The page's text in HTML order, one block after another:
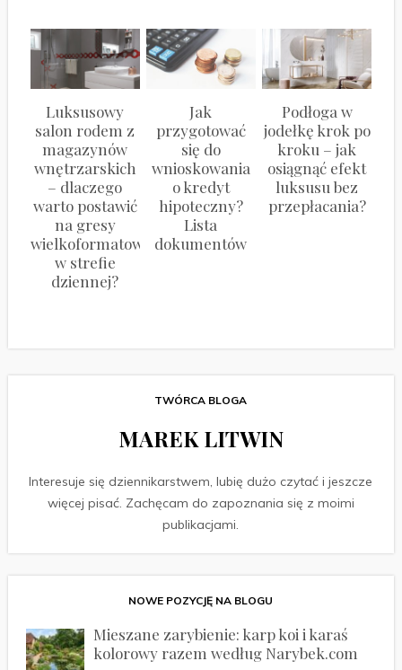
Luksusowy
salon rodem z
magazynów
wnętrzarskich
– dlaczego
warto postawić
na gresy
wielkoformatowe
w strefie
dziennej?
Jak
przygotować
się do
wnioskowania
o kredyt
hipoteczny?
Lista
dokumentów
Podłoga w
jodełkę krok po
kroku – jak
osiągnąć efekt
luksusu bez
przepłacania?
TWÓRCA BLOGA
MAREK LITWIN
Interesuje się dziennikarstwem, lubię dużo czytać i jeszcze
więcej pisać. Zachęcam do zapoznania się z moimi
publikacjami.
NOWE POZYCJĘ NA BLOGU
Mieszane zarybienie: karp koi i karaś
kolorowy razem według Narybek.com